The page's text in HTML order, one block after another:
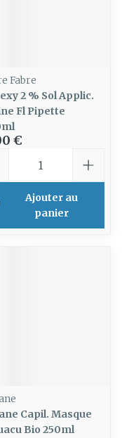
Fabre
2 % Sol Applic.
Fl Pipette
€
Ajouter au
panier
Capil. Masque
Bio 250ml